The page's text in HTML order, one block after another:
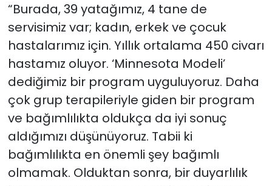
“Burada, 39 yatağımız, 4 tane de
servisimiz var; kadın, erkek ve çocuk
hastalarımız için. Yıllık ortalama 450 civarı
hastamız oluyor. ‘Minnesota Modeli’
dediğimiz bir program uyguluyoruz. Daha
çok grup terapileriyle giden bir program
ve bağımlılıkta oldukça da iyi sonuç
aldığımızı düşünüyoruz. Tabii ki
bağımlılıkta en önemli şey bağımlı
olmamak. Olduktan sonra, bir duyarlılık